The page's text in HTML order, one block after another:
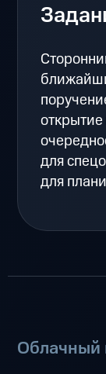
для
для
Облачный